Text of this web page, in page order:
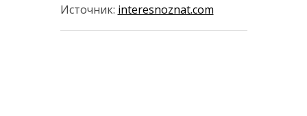
Источник: interesnoznat.com